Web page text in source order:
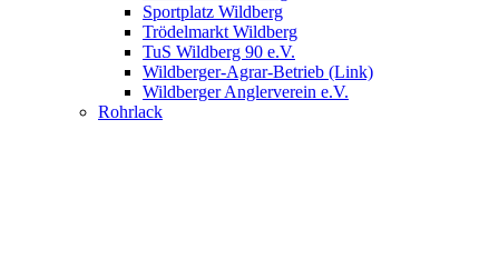
Sportplatz Wildberg
Trödelmarkt Wildberg
TuS Wildberg 90 e.V.
Wildberger-Agrar-Betrieb (Link)
Wildberger Anglerverein e.V.
Rohrlack